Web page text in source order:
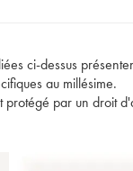
ci-dessus
au millésime.
protégé par un droit